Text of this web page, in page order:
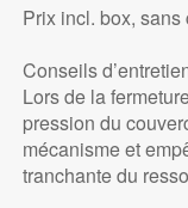
Prix incl. box, sans
Conseils
Lors de la
pression du
mécanisme et
tranchante du